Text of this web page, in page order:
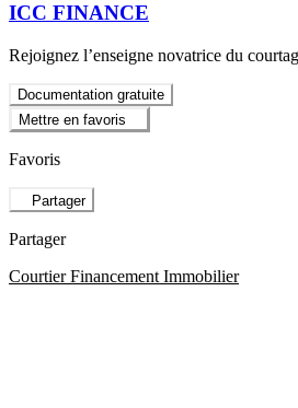
ICC FINANCE
Rejoignez l’enseigne novatrice du
Documentation gratuite
Mettre en favoris
Favoris
Partager
Partager
Courtier Financement Immobilier